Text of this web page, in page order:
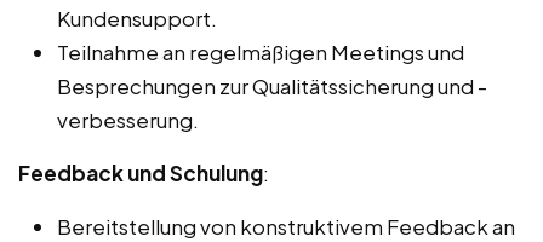
Kundensupport.
Teilnahme an regelmäßigen Meetings und
Besprechungen zur Qualitätssicherung und -
verbesserung.
Feedback und Schulung:
Bereitstellung von konstruktivem Feedback an